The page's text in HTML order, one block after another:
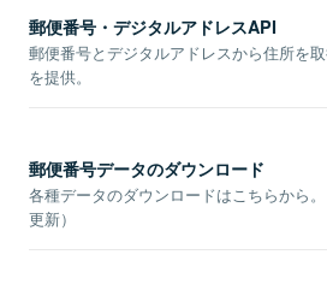
郵便番号・デジタルアドレスAPI
郵便番号とデジタルアドレスから住所を
を提供。
郵便番号データのダウンロード
各種データのダウンロードはこちらから
更新）